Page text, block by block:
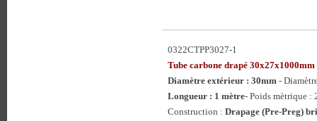
0322CTPP3027-1
Tube carbone drapé 30x27x1000mm
Diamètre extérieur : 30mm -
Longueur : 1 mètre- Poids mètrique :
Construction : Drapage (Pre-Preg)